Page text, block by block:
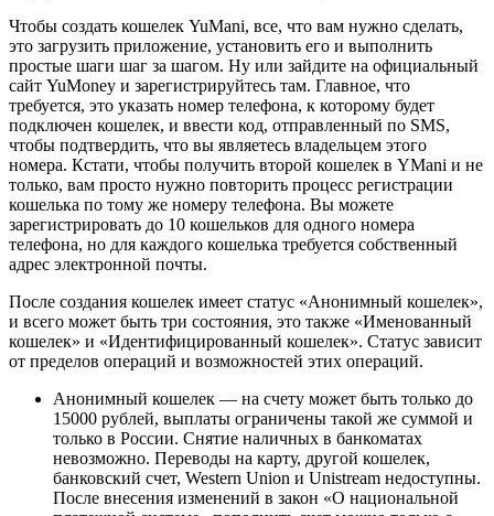
Чтобы создать кошелек YuMani, все, что вам нужно сделать,
это загрузить приложение, установить его и выполнить
простые шаги шаг за шагом. Ну или зайдите на официальный
сайт YuMoney и зарегистрируйтесь там. Главное, что
требуется, это указать номер телефона, к которому будет
подключен кошелек, и ввести код, отправленный по SMS,
чтобы подтвердить, что вы являетесь владельцем этого
номера. Кстати, чтобы получить второй кошелек в YMani и не
только, вам просто нужно повторить процесс регистрации
кошелька по тому же номеру телефона. Вы можете
зарегистрировать до 10 кошельков для одного номера
телефона, но для каждого кошелька требуется собственный
адрес электронной почты.
После создания кошелек имеет статус «Анонимный кошелек»,
и всего может быть три состояния, это также «Именованный
кошелек» и «Идентифицированный кошелек». Статус зависит
от пределов операций и возможностей этих операций.
Анонимный кошелек — на счету может быть только до
15000 рублей, выплаты ограничены такой же суммой и
только в России. Снятие наличных в банкоматах
невозможно. Переводы на карту, другой кошелек,
банковский счет, Western Union и Unistream недоступны.
После внесения изменений в закон «О национальной